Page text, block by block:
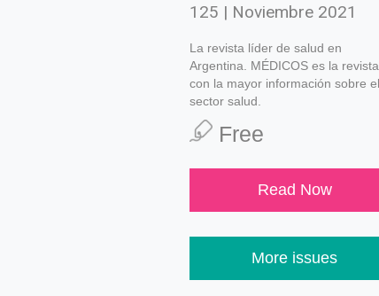
125 | Noviembre 2021
La revista líder de salud en
Argentina. MÉDICOS es la revista
con la mayor información sobre el
sector salud.
Free
Read Now
More issues